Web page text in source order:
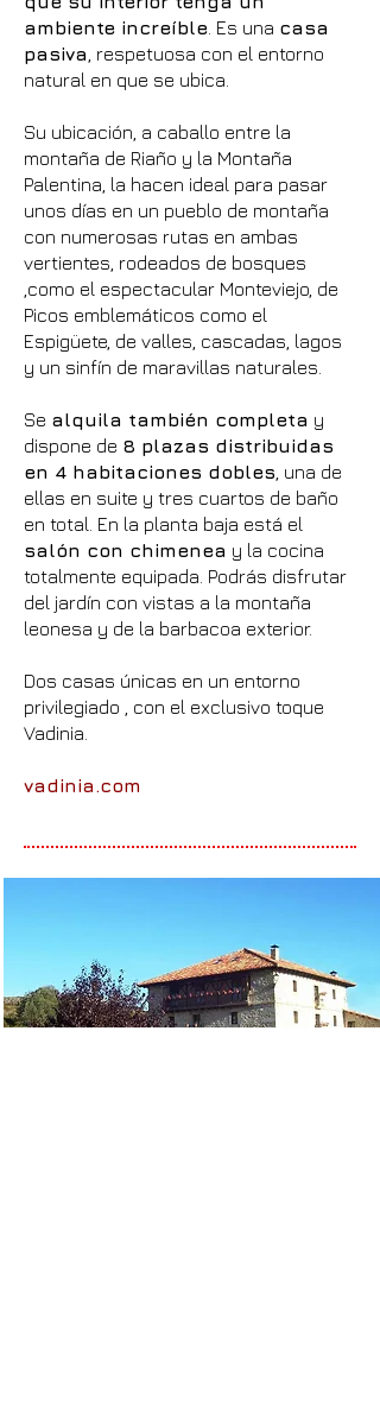
ambiente increíble . Es una casa
pasiva , respetuosa con el entorno
natural en que se ubica.
Su ubicación, a caballo entre la
montaña de Riaño y la Montaña
Palentina, la hacen ideal para pasar
unos días en un pueblo de montaña
con numerosas rutas en ambas
vertientes, rodeados de bosques
,como el espectacular Monteviejo, de
Picos emblemáticos como el
Espigüete, de valles, cascadas, lagos
y un sinfín de maravillas naturales.
Se alquila también completa y
dispone de 8 plazas distribuidas
en 4 habitaciones dobles , una de
ellas en suite y tres cuartos de baño
en total. En la planta baja está el
salón con chimenea y la cocina
totalmente equipada. Podrás disfrutar
del jardín con vistas a la montaña
leonesa y de la barbacoa exterior.
Dos casas únicas en un entorno
privilegiado , con el exclusivo toque
Vadinia.
vadinia.com